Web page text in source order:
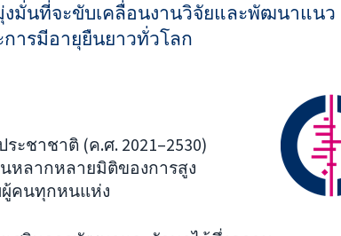
มุ่งมั่นที่จะขับเคลื่อนงานวิจัยและพัฒนาแนว
ารมีอายุยืนยาวทั่วโลก
ชาชาติ (ค.ศ. 2021–2530)
หลากหลายมิติของการสูง
คนทุกหนแห่ง